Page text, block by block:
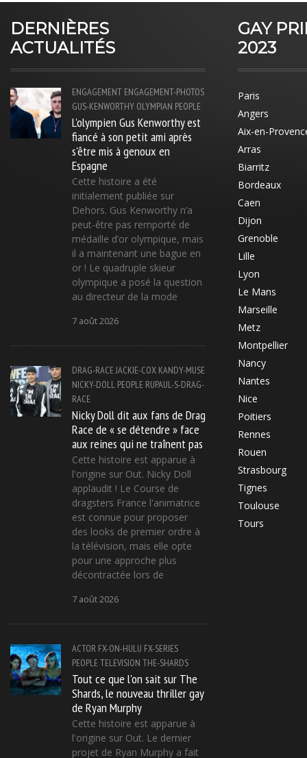
DERNIÈRES
ACTUALITÉS
ENGAGEMENT ENGAGEMENT-PHOTOS
GUS-KENWORTHY OLYMPIAN PEOPLE
L'olympien Gus Kenworthy est
fiancé à son petit ami après
s'être mis à genoux en
Espagne
Cette histoire a été
initialement publiée sur
Dehors. Gus Kenworthy n’a
peut-être pas remporté de
médaille d’or olympique, mais
il a maintenant une bague en
or ! Le quadruple skieur
olympique a posé la question
au directeur de la mode
7 août 2026
DRAG-RACEJACKIE-COX KANDY-MUSE
NICKY-DOLL PEOPLE RUPAUL-S-DRAG-
RACE
Nicky Doll dit aux fans de Drag
Race de « se détendre » face
aux reines qui ne traînent pas
Cette histoire est apparue à
l'origine sur Out. Nicky Doll
applaudit ! Le Course de
dragsters France l'animatrice
est connue pour proposer
des looks de premier ordre à
la télévision, mais elle opte
pour une approche plus
décontractée lors de
7 août 2026
ACTOR FX-ON-HULU FX-SERIES
PEOPLETELEVISION THE-SHARDS
Tout ce que l'on sait sur The
Shards, le nouveau thriller gay
de Ryan Murphy
Cette histoire est apparue à
l'origine sur Out. Le dernier
projet de Ryan Murphy a fait
GAY
2023
Paris
Angers
Aix-en-
Arras
Biarritz
Bordeaux
Caen
Dijon
Grenoble
Lille
Lyon
Le Mans
Marseille
Metz
Montpellier
Nancy
Nantes
Nice
Poitiers
Rennes
Rouen
Strasbourg
Tignes
Toulouse
Tours